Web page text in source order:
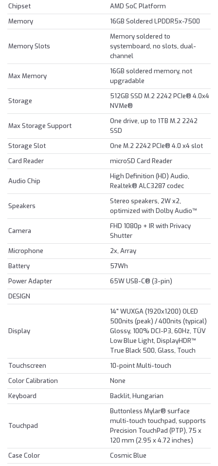
Chipset
AMD SoC Platform
Memory
16GB Soldered LPDDR5x-7500
Memory Slots
Memory soldered to
systemboard, no slots, dual-
channel
Max Memory
16GB soldered memory, not
upgradable
Storage
512GB SSD M.2 2242 PCIe® 4.0x4
NVMe®
Max Storage Support
One drive, up to 1TB M.2 2242
SSD
Storage Slot
One M.2 2242 PCIe® 4.0 x4 slot
Card Reader
microSD Card Reader
Audio Chip
High Definition (HD) Audio,
Realtek® ALC3287 codec
Speakers
Stereo speakers, 2W x2,
optimized with Dolby Audio™
Camera
FHD 1080p + IR with Privacy
Shutter
Microphone
2x, Array
Battery
57Wh
Power Adapter
65W USB-C® (3-pin)
DESIGN
Display
14" WUXGA (1920x1200) OLED
500nits (peak) / 400nits (typical)
Glossy, 100% DCI-P3, 60Hz, TÜV
Low Blue Light, DisplayHDR™
True Black 500, Glass, Touch
Touchscreen
10-point Multi-touch
Color Calibration
None
Keyboard
Backlit, Hungarian
Touchpad
Buttonless Mylar® surface
multi-touch touchpad, supports
Precision TouchPad (PTP), 75 x
120 mm (2.95 x 4.72 inches)
Case Color
Cosmic Blue